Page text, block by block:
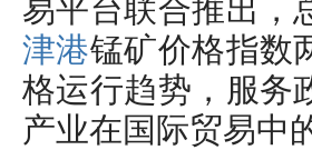
易平台联合推出，
津港锰矿价格指数
格运行趋势，服务
产业在国际贸易中